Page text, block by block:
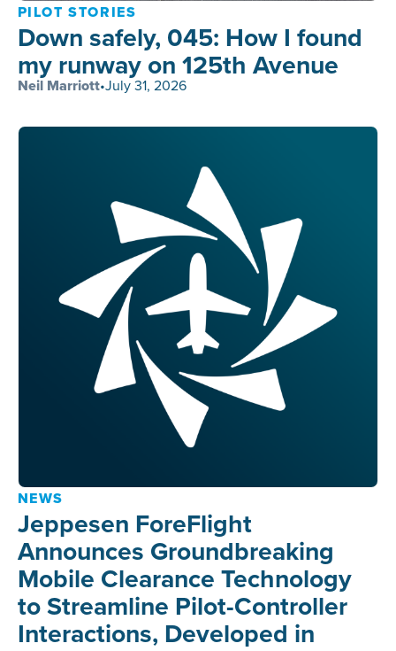
PILOT STORIES
Down safely, 045: How I found
my runway on 125th Avenue
Neil Marriott•July 31, 2026
NEWS
Jeppesen ForeFlight
Announces Groundbreaking
Mobile Clearance Technology
to Streamline Pilot-Controller
Interactions, Developed in